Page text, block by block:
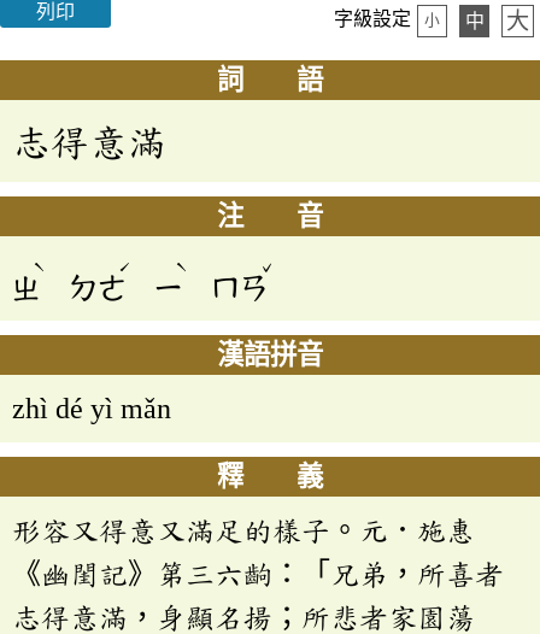
列印 字級設定 小 中 大
詞 語
志得意滿
注 音
ㄓ
ˋ
ㄉㄜ
ˊ
ㄧ
ˋ
ㄇㄢ
ˇ
漢語拼音
zhì dé yì mǎn
釋 義
形容又得意又滿足的樣子。元．施惠
《幽閨記》第三六齣：「兄弟，所喜者
志得意滿，身顯名揚；所悲者家園蕩